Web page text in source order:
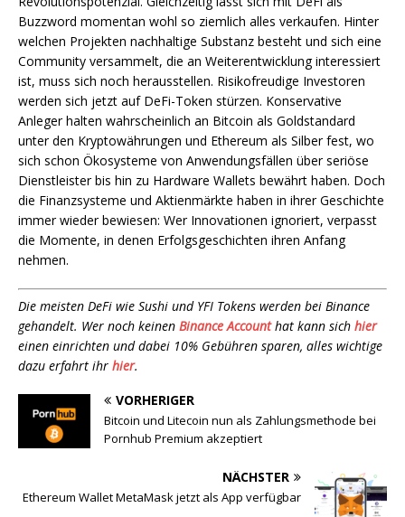
Buzzword momentan wohl so ziemlich alles verkaufen. Hinter
welchen Projekten nachhaltige Substanz besteht und sich eine
Community versammelt, die an Weiterentwicklung interessiert
ist, muss sich noch herausstellen. Risikofreudige Investoren
werden sich jetzt auf DeFi-Token stürzen. Konservative
Anleger halten wahrscheinlich an Bitcoin als Goldstandard
unter den Kryptowährungen und Ethereum als Silber fest, wo
sich schon Ökosysteme von Anwendungsfällen über seriöse
Dienstleister bis hin zu Hardware Wallets bewährt haben. Doch
die Finanzsysteme und Aktienmärkte haben in ihrer Geschichte
immer wieder bewiesen: Wer Innovationen ignoriert, verpasst
die Momente, in denen Erfolgsgeschichten ihren Anfang
nehmen.
Die meisten DeFi wie Sushi und YFI Tokens werden bei Binance
gehandelt. Wer noch keinen Binance Accounthat kann sich hier
einen einrichten und dabei 10% Gebühren sparen, alles wichtige
dazu erfahrt ihr hier.
VORHERIGER
Bitcoin und Litecoin nun als Zahlungsmethode bei
Pornhub Premium akzeptiert
NÄCHSTER
Ethereum Wallet MetaMask jetzt als App verfügbar